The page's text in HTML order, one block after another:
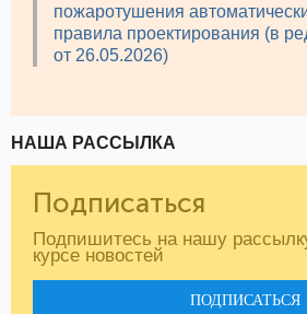
пожаротушения
правила проектирования (в
от 26.05.2026)
НАША РАССЫЛКА
Подписаться
Подпишитесь на нашу
курсе новостей
ПОДПИСАТЬСЯ